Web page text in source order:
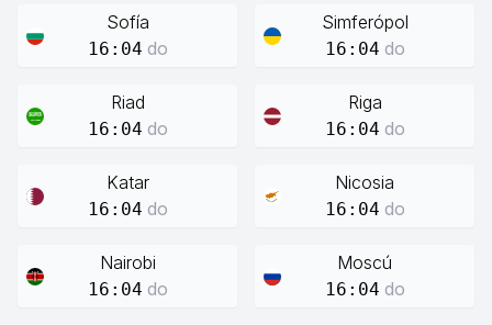
Sofía
16:04 do
Simferópol
16:04 do
Riad
16:04 do
Riga
16:04 do
Katar
16:04 do
Nicosia
16:04 do
Nairobi
16:04 do
Moscú
16:04 do